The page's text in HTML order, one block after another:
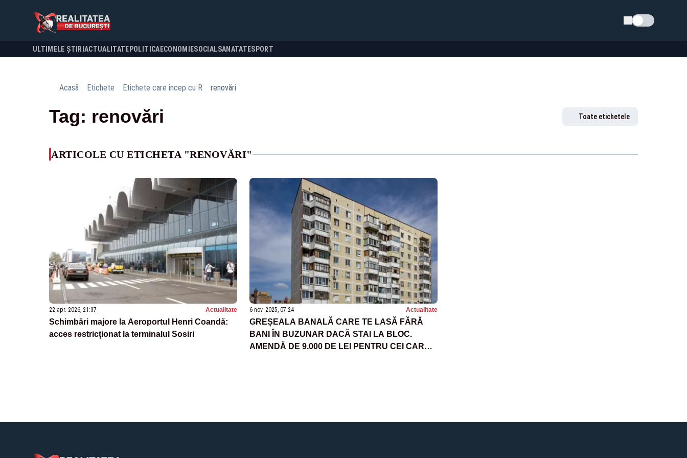
Schimba tema
ULTIMELE ȘTIRI ACTUALITATE POLITICA ECONOMIESOCIALSANATATESPORT
Acasă Etichete Etichete care încep cu R renovări
Tag: renovări Toate etichetele
ARTICOLE CU ETICHETA "RENOVĂRI"
22 apr. 2026, 21:37 Actualitate
Schimbări majore la Aeroportul Henri Coandă:
acces restricționat la terminalul Sosiri
6 nov. 2025, 07:24 Actualitate
GREȘEALA BANALĂ CARE TE LASĂ FĂRĂ
BANI ÎN BUZUNAR DACĂ STAI LA BLOC.
AMENDĂ DE 9.000 DE LEI PENTRU CEI CARE